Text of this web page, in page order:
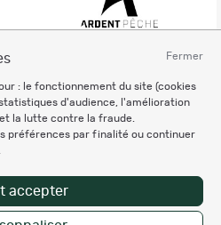
Fermer
: le fonctionnement du site (cookies
d'audience, l'amélioration
la lutte contre la fraude.
préférences par finalité ou continuer
accepter